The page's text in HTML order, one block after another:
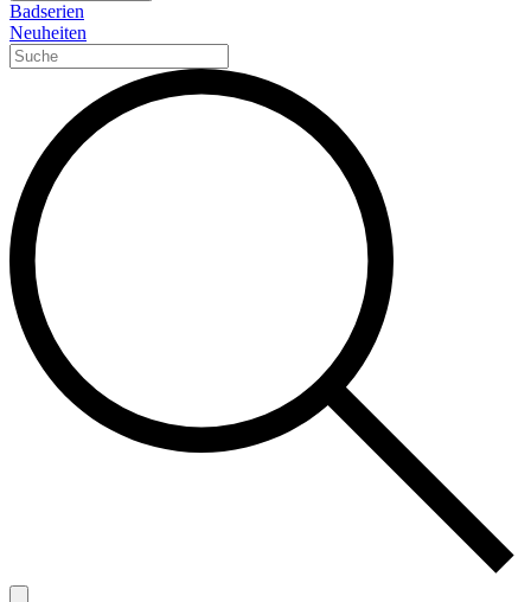
Badserien
Neuheiten